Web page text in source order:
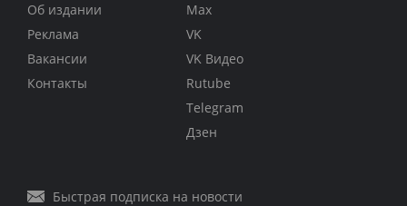
Об издании
Реклама
Вакансии
Контакты
Max
VK
VK Видео
Rutube
Telegram
Дзен
Быстрая подписка на новости